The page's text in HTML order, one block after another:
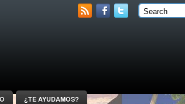
¿TE AYUDAMOS?